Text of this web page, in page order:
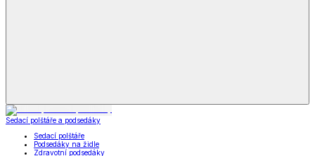
Sedací polštáře a podsedáky
Sedací polštáře
Podsedáky na židle
Zdravotní podsedáky